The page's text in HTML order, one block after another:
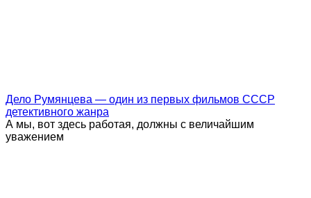
Дело Румянцева — один из первых фильмов СССР
детективного жанра
А мы, вот здесь работая, должны с величайшим
уважением